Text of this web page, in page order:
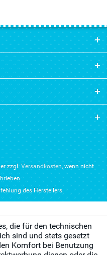
zzgl. Versandkosten, wenn nicht
des Herstellers
die für den technischen
sind und stets gesetzt
Komfort bei Benutzung